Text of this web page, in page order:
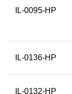
Toxizität
IL-0095-HP
IL-0136-HP
IL-0132-HP